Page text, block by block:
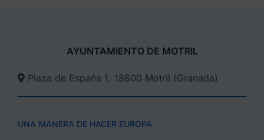
AYUNTAMIENTO DE MOTRIL
Plaza de España 1, 18600 Motril (Granada)​
UNA MANERA DE HACER EUROPA